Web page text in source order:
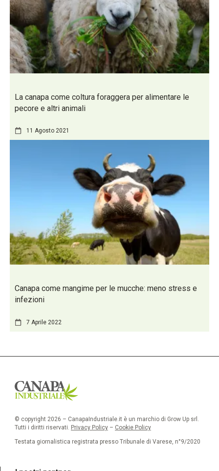
La canapa come coltura foraggera per alimentare le
pecore e altri animali
11 Agosto 2021
Canapa come mangime per le mucche: meno stress e
infezioni
7 Aprile 2022
© copyright 2026 – CanapaIndustriale.it è un marchio di Grow Up srl.
Tutti i diritti riservati. Privacy Policy – Cookie Policy
Testata giornalistica registrata presso Tribunale di Varese, n°9/2020